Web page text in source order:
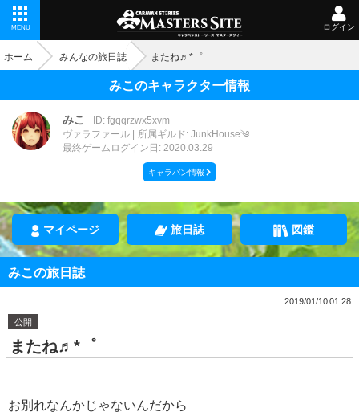
MENU ログイン
ホーム みんなの旅日誌 またね♬*゜
みこのキャラクター情報
みこ
ID: fgqqrzwx5xvm
ヴァラファール
所属ギルド: JunkHouse༄
最終ゲームログイン日: 2020.03.29
キャラバン情報
マイページ 旅日誌 図鑑
みこの旅日誌
2019/01/10 01:28
公開
またね♬*゜
お別れなんかじゃないんだから